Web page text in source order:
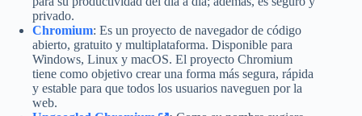
privado.
Chromium: Es un proyecto de navegador de código
abierto, gratuito y multiplataforma. Disponible para
Windows, Linux y macOS. El proyecto Chromium
tiene como objetivo crear una forma más segura, rápida
y estable para que todos los usuarios naveguen por la
web.